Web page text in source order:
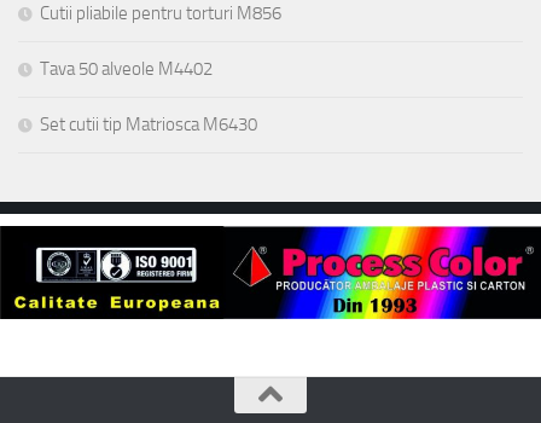
Cutii pliabile pentru torturi M856
Tava 50 alveole M4402
Set cutii tip Matriosca M6430